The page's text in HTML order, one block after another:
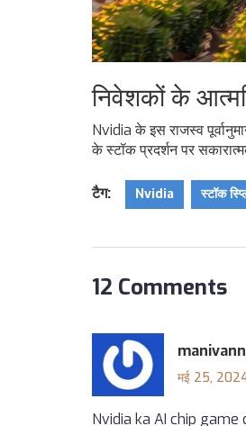
निवेशकों के
Nvidia के इस राजस्व
के स्टॉक प्रदर्शन पर
टैग: Nvidia स्टॉक
12 Comments
मई 25,
Nvidia ka AI chip